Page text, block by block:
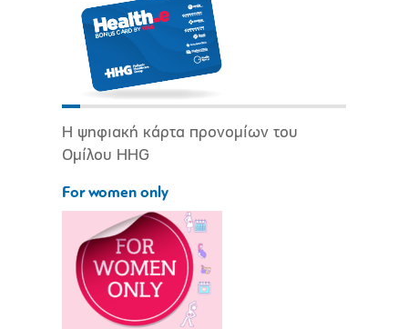
Η ψηφιακή κάρτα προνομίων του
Ομίλου HHG
For women only